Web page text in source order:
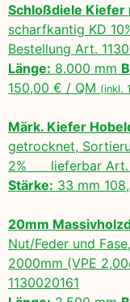
Schloßdiele
scharfkantig KD
Bestellung Art.
Länge: 8.000 mm
150,00 € / QM (inkl.
Märk. Kiefer
getrocknet,
2% lieferbar Art.
Stärke: 33 mm
20mm
Nut/Feder und
2000mm (VPE
1130020161